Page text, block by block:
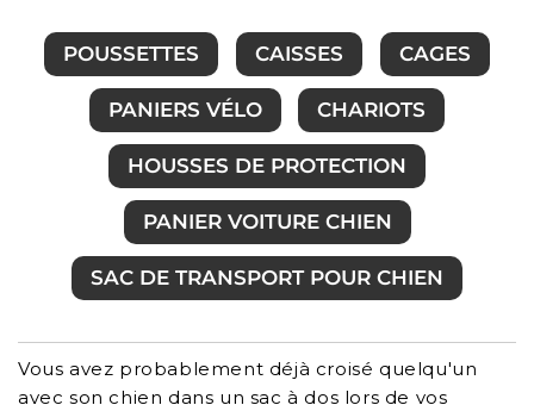
POUSSETTES CAISSES CAGES
PANIERS VÉLO CHARIOTS
HOUSSES DE PROTECTION
PANIER VOITURE CHIEN
SAC DE TRANSPORT POUR CHIEN
Vous avez probablement déjà croisé quelqu'un
avec son chien dans un sac à dos lors de vos